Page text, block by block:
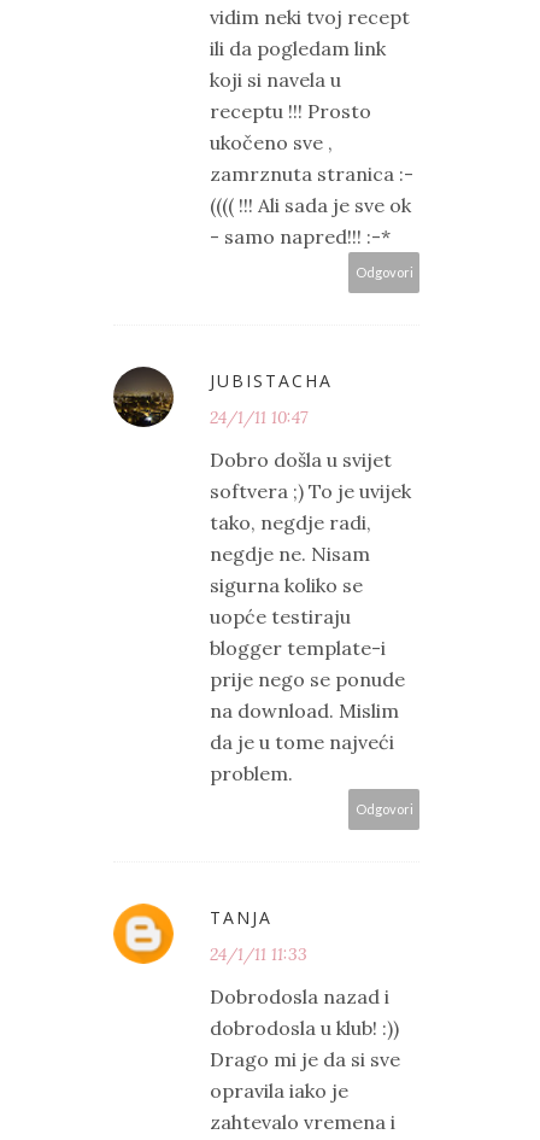
vidim neki tvoj recept
ili da pogledam link
koji si navela u
receptu !!! Prosto
ukočeno sve ,
zamrznuta stranica :-
(((( !!! Ali sada je sve ok
- samo napred!!! :-*
Odgovori
JUBISTACHA
24/1/11 10:47
Dobro došla u svijet
softvera ;) To je uvijek
tako, negdje radi,
negdje ne. Nisam
sigurna koliko se
uopće testiraju
blogger template-i
prije nego se ponude
na download. Mislim
da je u tome najveći
problem.
Odgovori
TANJA
24/1/11 11:33
Dobrodosla nazad i
dobrodosla u klub! :))
Drago mi je da si sve
opravila iako je
zahtevalo vremena i